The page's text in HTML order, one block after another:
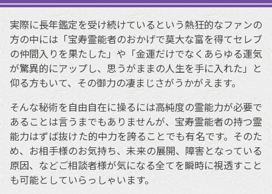
実際に長年鑑定を受け続けているという熱狂的なファンの
方の中には「宝寿霊能者のおかげで莫大な富を得てセレブ
の仲間入りを果たした」や「金運だけでなくあらゆる運気
が驚異的にアップし、思うがままの人生を手に入れた」と
仰る方もいて、その御力の凄まじさがうかがえます。
そんな秘術を自由自在に操るには高純度の霊能力が必要で
あることは言うまでもありませんが、宝寿霊能者の持つ霊
能力はずば抜けた的中力を誇ることでも有名です。そのた
め、お相手様のお気持ち、未来の展開、障害となっている
原因、などご相談者様が気になる全てを瞬時に視透すこと
も可能としていらっしゃいます。